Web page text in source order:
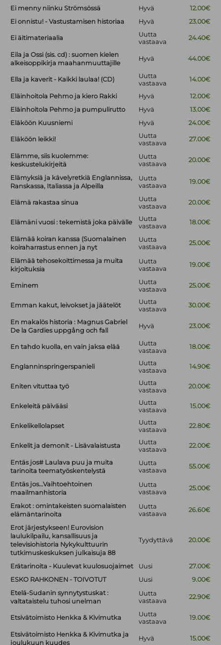
Ei menny niinku Strömsössä Hyvä
12.00€
Ei onnistu! - Vastustamisen historiaa
Hyvä 23.00€
Ei äitimateriaalia
Uutta
vastaava
24.40€
Eila ja Ossi (sis. cd) : suomen kielen
alkeisoppikirja maahanmuuttajille
Hyvä 44.00€
Ella ja kaverit - Kaikki laulaa! (CD)
Uutta
vastaava
14.00€
Eläinhoitola Pehmo ja kiero Rakki Hyvä
12.00€
Eläinhoitola Pehmo ja pumpulirutto
Hyvä
13.00€
Eläköön Kuusniemi
Hyvä 24.00€
Eläköön leikki!
Uutta
vastaava
27.00€
Elämme, siis kuolemme:
keskustelukirjeitä
Uutta
vastaava
20.00€
Elämyksiä ja kävelyretkiä Englannissa,
Ranskassa, Italiassa ja Alpeilla
Uutta
vastaava
19.00€
Elämä rakastaa sinua
Uutta
vastaava
20.00€
Elämäni vuosi : tekemistä joka päivälle
Uutta
vastaava
18.00€
Elämää koiran kanssa (Suomalainen
koiraharrastus ennen ja nyt
Uutta
vastaava
25.00€
Elämää tehosekoittimessa ja muita
kirjoituksia
Uutta
vastaava
19.00€
Eminem
Uutta
vastaava
25.00€
Emman kakut, leivokset ja jäätelöt
Uutta
vastaava
30.00€
En makalös historia : Magnus Gabriel
De la Gardies uppgång och fall
Hyvä 23.00€
En tahdo kuolla, en vain jaksa elää
Uutta
vastaava
18.00€
Englanninspringerspanieli
Uutta
vastaava
14.90€
Eniten vituttaa työ
Uutta
vastaava
20.00€
Enkeleitä päivääsi
Uutta
vastaava
15.00€
Enkelikellolapset
Uutta
vastaava
22.80€
Enkelit ja demonit - Lisävalaistusta
Uutta
vastaava
22.00€
Entäs jos# Laulava puu ja muita
tarinoita teematyöskentelystä
Uutta
vastaava
55.00€
Entäs jos…Vaihtoehtoinen
maailmanhistoria
Uutta
vastaava
25.00€
Erakot : omintakeisten suomalaisten
elämäntarinoita
Uutta
vastaava
26.60€
Erot järjestykseen! Eurovision
laulukilpailu, kansallisuus ja
televisiohistoria Nykykulttuurin
tutkimuskeskuksen julkaisuja 88
Tyydyttävä 20.00€
Erätarinoita - Kuulevat kuulosuojaimet Uusi
27.00€
ESKO RAHKONEN - TOIVOTUT
Uusi
9.00€
Etelä-Sudanin synnytystuskat :
valtataistelu tuhosi unelman
Uutta
vastaava
22.90€
Etsivätoimisto Henkka & Kivimutka
Uutta
vastaava
19.00€
Etsivätoimisto Henkka & Kivimutka ja
joulukuun kuudes
Hyvä 15.00€